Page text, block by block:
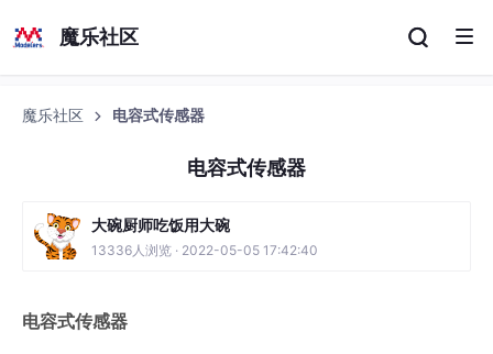
魔乐社区
魔乐社区 电容式传感器
电容式传感器
大碗厨师吃饭用大碗
13336人浏览 · 2022-05-05 17:42:40
电容式传感器